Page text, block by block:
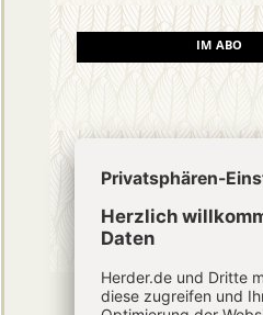
IM ABO